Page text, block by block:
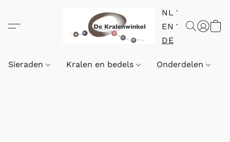
NL
EN
DE
Sieraden Kralen en bedels Onderdelen